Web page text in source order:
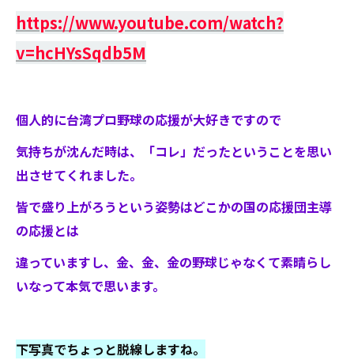
https://www.youtube.com/watch?
v=hcHYsSqdb5M
個人的に台湾プロ野球の応援が大好きですので
気持ちが沈んだ時は、「コレ」だったということを思い
出させてくれました。
皆で盛り上がろうという姿勢はどこかの国の応援団主導
の応援とは
違っていますし、金、金、金の野球じゃなくて素晴らし
いなって本気で思います。
下写真でちょっと脱線しますね。